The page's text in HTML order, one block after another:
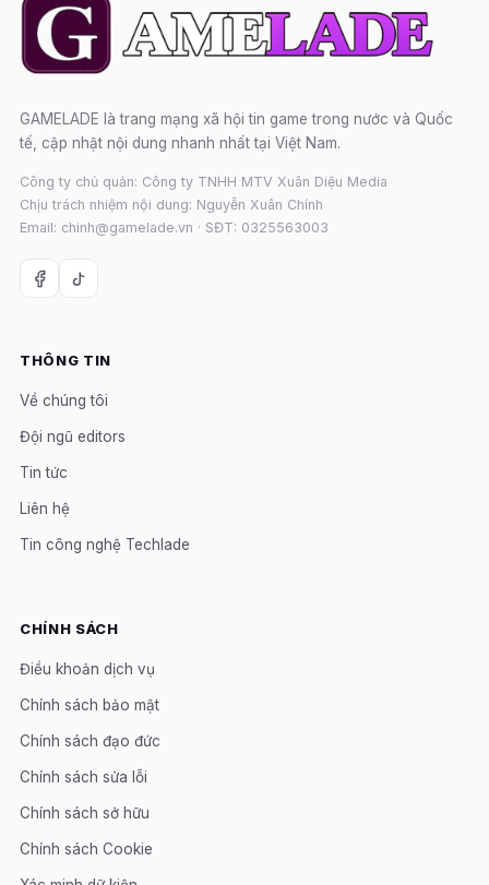
GAMELADE là trang mạng xã hội tin game trong nước và Quốc
tế, cập nhật nội dung nhanh nhất tại Việt Nam.
Công ty chủ quản: Công ty TNHH MTV Xuân Diệu Media
Chịu trách nhiệm nội dung: Nguyễn Xuân Chính
Email: chinh@gamelade.vn · SĐT: 0325563003
THÔNG TIN
Về chúng tôi
Đội ngũ editors
Tin tức
Liên hệ
Tin công nghệ Techlade
CHÍNH SÁCH
Điều khoản dịch vụ
Chính sách bảo mật
Chính sách đạo đức
Chính sách sửa lỗi
Chính sách sở hữu
Chính sách Cookie